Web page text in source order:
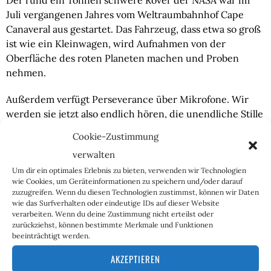
Cookie-Zustimmung
verwalten
Um dir ein optimales Erlebnis zu bieten, verwenden wir Technologien
wie Cookies, um Geräteinformationen zu speichern und/oder darauf
zuzugreifen. Wenn du diesen Technologien zustimmst, können wir Daten
wie das Surfverhalten oder eindeutige IDs auf dieser Website
verarbeiten. Wenn du deine Zustimmung nicht erteilst oder
zurückziehst, können bestimmte Merkmale und Funktionen
beeinträchtigt werden.
AKZEPTIEREN
Juli vergangenen Jahres vom Weltraumbahnhof Cape
Canaveral aus gestartet. Das Fahrzeug, dass etwa so groß
ist wie ein Kleinwagen, wird Aufnahmen von der
Oberfläche des roten Planeten machen und Proben
nehmen.
Außerdem verfügt Perseverance über Mikrofone. Wir
werden sie jetzt also endlich hören, die unendliche Stille
Friedrich Fechter